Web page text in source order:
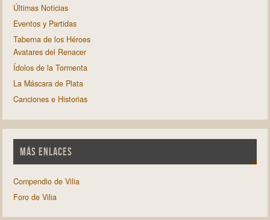
Últimas Noticias
Eventos y Partidas
Taberna de los Héroes
Avatares del Renacer
Ídolos de la Tormenta
La Máscara de Plata
Canciones e Historias
MÁS ENLACES
Compendio de Vilia
Foro de Vilia